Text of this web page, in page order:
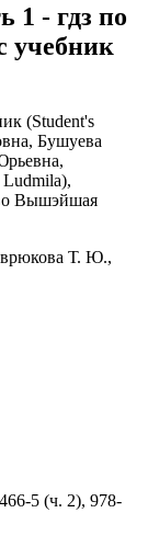
1 - гдз по
учебник
Т. Ю.,
5 (ч. 2), 978-